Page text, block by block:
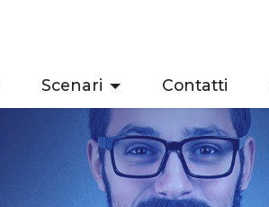
Scenari Contatti